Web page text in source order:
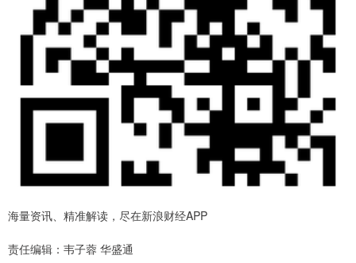
海量资讯、精准解读，尽在新浪财经APP
责任编辑：韦子蓉 华盛通